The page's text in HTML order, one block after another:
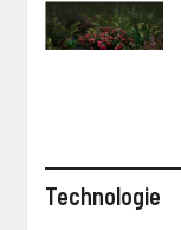
Technologie